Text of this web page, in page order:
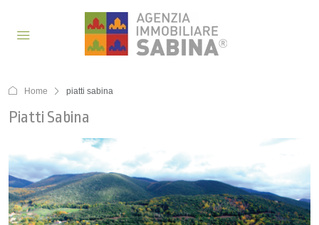
Home piatti sabina
Piatti Sabina